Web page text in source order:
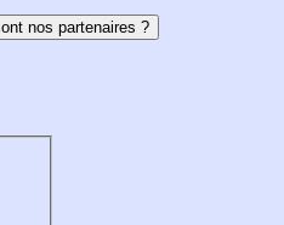
nos partenaires ?